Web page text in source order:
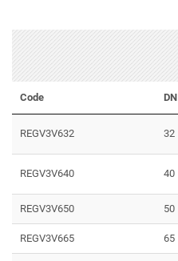
Code DN
REGV3V632 32
REGV3V640 40
REGV3V650 50
REGV3V665 65